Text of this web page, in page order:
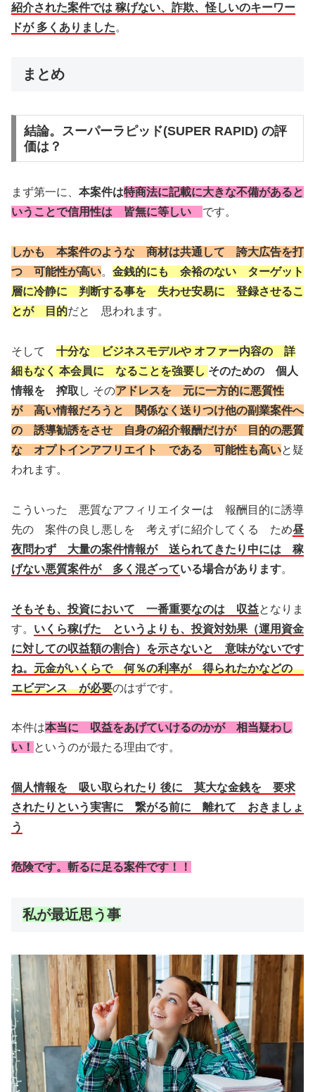
紹介された案件では 稼げない、詐欺、怪しいのキーワー
ドが 多くありました。
まとめ
結論。スーパーラピッド(SUPER RAPID) の評
価は？
まず第一に、 本案件は特商法に記載に大きな不備があると
いうことで信用性は 皆無に等しい です。
しかも 本案件のような 商材は共通して 誇大広告を打
つ 可能性が高い。 金銭的にも 余裕のない ターゲット
層に冷静に 判断する事を 失わせ安易に 登録させるこ
とが 目的だと 思われます。
そして 十分な ビジネスモデルや オファー内容の 詳
細もなく 本会員に なることを強要し そのための 個人
情報を 搾取 し そのアドレスを 元に一方的に悪質性
が 高い情報だろうと 関係なく 送りつけ他の副業案件へ
の 誘導勧誘をさせ
自身の紹介報酬だけが 目的の悪質
な オプトイ ンアフリエイト である 可能性も高いと疑
われます。
こういった 悪質なアフィリエイターは 報酬目的に誘導
先の 案件の良し悪しを 考えずに紹介してくる ため昼
夜問わず 大量の案件情報が 送られてきたり 中には 稼
げない悪質案件が 多く混ざっている場合があります。
そもそも、投資において 一番重要なのは 収益となりま
す。 いくら稼げた というよりも、 投資対効果（運用資金
に対しての収益額の割合） を示さないと 意味がないです
ね。 元金がいくらで 何％の利率が 得られたかなどの
エビデンス が必要のはずです。
本件は本当に 収益をあげていけるのかが 相当疑わし
い！ というのが最たる理由です。
個人情報を 吸い取られたり 後に 莫大な金銭を 要求
されたりという実害に 繋がる前に 離れて おきましょ
う
危険です。斬るに足る案件です！！
私が最近思う事